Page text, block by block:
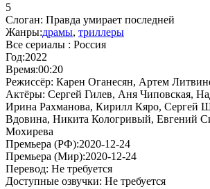
5
Слоган: Правда умирает последней
Жанры:драмы, триллеры
Все сериалы : Россия
Год:2022
Время:00:20
Режиссёр: Карен Оганесян, Артем
Актёры: Сергей Гилев, Аня Чиповская,
Ирина Рахманова, Кирилл Кяро, Сергей
Вдовина, Никита Кологривый, Евгений
Мохирева
Премьера (РФ):2020-12-24
Премьера (Мир):2020-12-24
Перевод: Не требуется
Доступные озвучки: Не требуется